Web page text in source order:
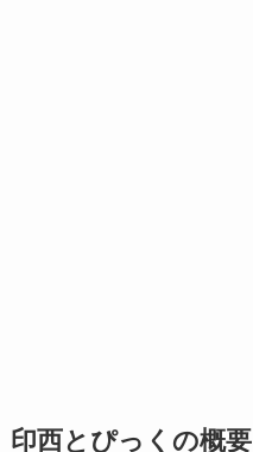
印西とぴっくの概要